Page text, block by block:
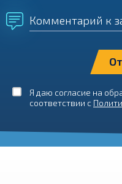
Комментарий к
Я даю согласие на
соответствии с